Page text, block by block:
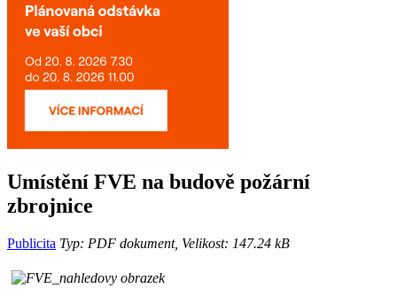
Umístění FVE na budově požární
zbrojnice
Publicita Typ: PDF dokument, Velikost: 147.24 kB